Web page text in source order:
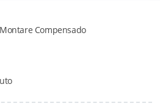
Montare Compensado
do produto